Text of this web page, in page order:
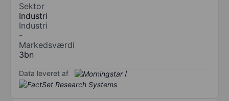
Sektor
Industri
Industri
-
Markedsværdi
3bn
Data leveret af /